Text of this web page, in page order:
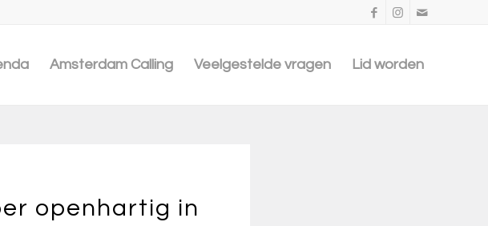
Amsterdam Calling Veelgestelde vragen Lid worden
openhartig in